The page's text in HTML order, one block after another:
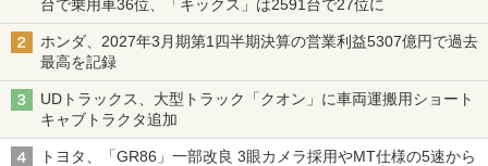
台で乗用車36位、「キックス」は2591台で27位に
ホンダ、2027年3月期第1四半期決算の営業利益5307億円で過去
最高を記録
UDトラックス、大型トラック「クオン」に車両運搬用ショート
キャブトラクタ追加
トヨタ、「GR86」一部改良 3眼カメラ採用やMT仕様の5速から